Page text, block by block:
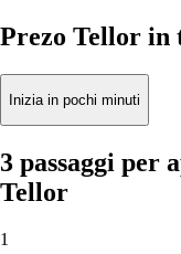
Prezo Tellor in
Inizia in pochi minuti
3 passaggi per
Tellor
1